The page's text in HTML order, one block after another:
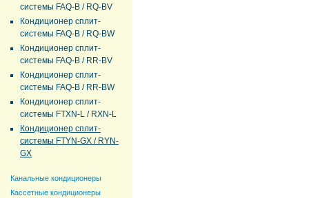
системы FAQ-B / RQ-BV
Кондиционер сплит-
системы FAQ-B / RQ-BW
Кондиционер сплит-
системы FAQ-B / RR-BV
Кондиционер сплит-
системы FAQ-B / RR-BW
Кондиционер сплит-
системы FTXN-L / RXN-L
Кондиционер сплит-
системы FTYN-GX / RYN-
GX
Канальные кондиционеры
Кассетные кондиционеры